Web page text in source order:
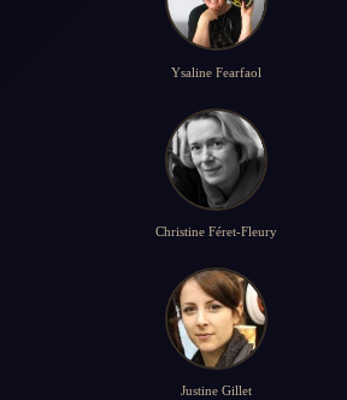
Ysaline Fearfaol
Christine Féret-Fleury
Justine Gillet